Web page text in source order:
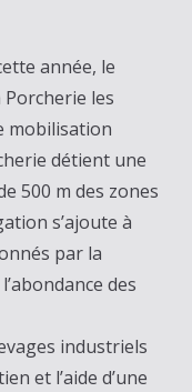
année, le
Porcherie les
mobilisation
détient une
500 m des zones
s’ajoute à
par la
des
industriels
et l’aide d’une